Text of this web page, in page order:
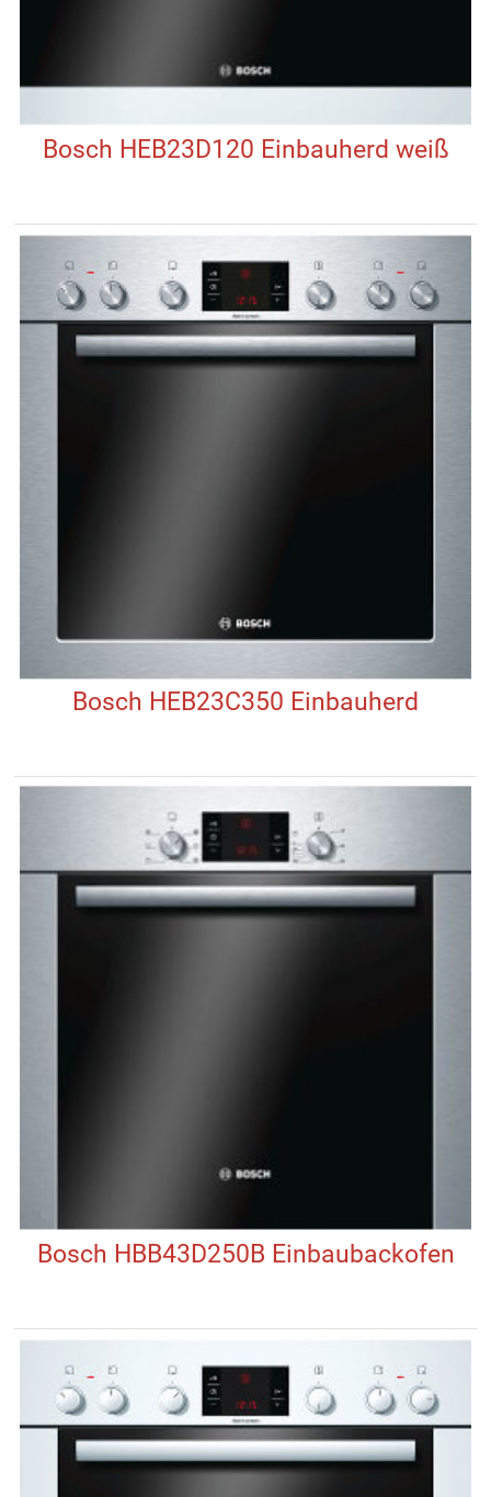
Bosch HEB23D120 Einbauherd weiß
Bosch HEB23C350 Einbauherd
Bosch HBB43D250B Einbaubackofen